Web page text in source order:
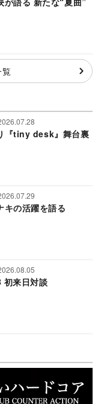
『tiny desk』舞台裏
キの活躍を語る
来日対談